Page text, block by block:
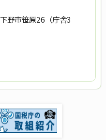
野市笹原26（庁舎3